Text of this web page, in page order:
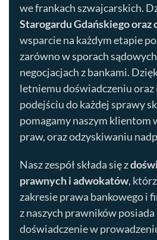
we frankach szwajcarskich.
Starogardu Gdańskiegooraz
wsparcie na każdym etapie
zarówno w sporach
negocjacjach z bankami.
letniemu doświadczeniu
podejściu do każdej sprawy
pomagamy naszym klientom
praw, oraz odzyskiwaniu
Nasz zespół składa się z
prawnych i adwokatów,
zakresie prawa bankowego i
z naszych prawników
doświadczenie w